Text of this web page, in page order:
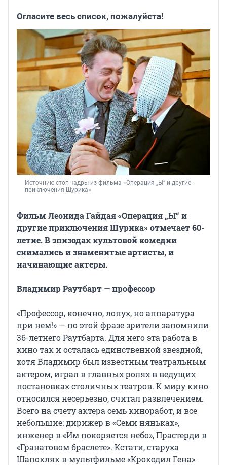
Огласите весь список, пожалуйста!
Источник: стоп-кадры из фильма «Операция „Ы“ и другие
приключения Шурика»
Фильм Леонида Гайдая «Операция „Ы“ и
другие приключения Шурика» отмечает 60-
летие. В эпизодах культовой комедии
снимались и знаменитые артисты, и
начинающие актеры.
Владимир Раутбарт — профессор
«Профессор, конечно, лопух, но аппаратура
при нем!» — по этой фразе зрители запомнили
36-летнего Раутбарта. Для него эта работа в
кино так и осталась единственной звездной,
хотя Владимир был известным театральным
актером, играл в главных ролях в ведущих
постановках столичных театров. К миру кино
относился несерьезно, считал развлечением.
Всего на счету актера семь киноработ, и все
небольшие: дирижер в «Семи няньках»,
инженер в «Им покоряется небо», Прастерди в
«Гранатовом браслете». Кстати, старуха
Шапокляк в мультфильме «Крокодил Гена»